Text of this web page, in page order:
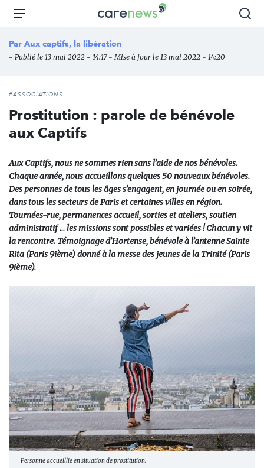
Aller
principal
Carenews,
média
des
Menu
Par Aux captifs, la libération
- Publié le 13 mai 2022 - 14:17 - Mise à jour le 13 mai 2022 - 14:20
#ASSOCIATIONS
Prostitution : parole de bénévole
aux Captifs
Aux Captifs, nous ne sommes rien sans l’aide de nos bénévoles.
Chaque année, nous accueillons quelques 50 nouveaux bénévoles.
Des personnes de tous les âges s’engagent, en journée ou en soirée,
dans tous les secteurs de Paris et certaines villes en région.
Tournées-rue, permanences accueil, sorties et ateliers, soutien
administratif … les missions sont possibles et variées ! Chacun y vit
la rencontre. Témoignage d’Hortense, bénévole à l’antenne Sainte
Rita (Paris 9ième) donné à la messe des jeunes de la Trinité (Paris
9ième).
Personne accueillie en situation de prostitution.